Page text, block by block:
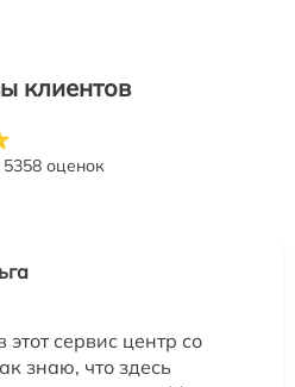
клиентов
5358 оценок
сервис центр со
знаю, что здесь